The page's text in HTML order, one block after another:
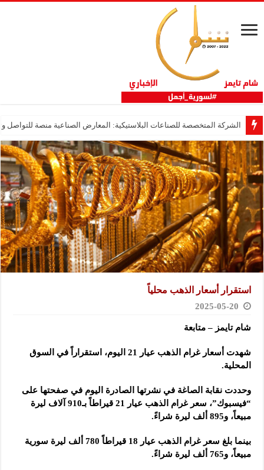
الشركة المتخصصة للصناعات البلاستيكية: المعارض الصناعية منصة للتواصل
استقرار أسعار الذهب محلياً
2025-05-20
شام تايمز – متابعة
شهدت أسعار غرام الذهب عيار 21 اليوم، استقراراً في السوق
المحلية.
وحددت نقابة الصاغة في نشرتها الصادرة اليوم في صفحتها على
“فيسبوك”، سعر غرام الذهب عيار 21 قيراطاً بـ910 آلاف ليرة
مبيعاً، و895 ألف ليرة شراءً.
بينما بلغ سعر غرام الذهب عيار 18 قيراطاً 780 ألف ليرة سورية
مبيعاً، و765 ألف ليرة شراءً.